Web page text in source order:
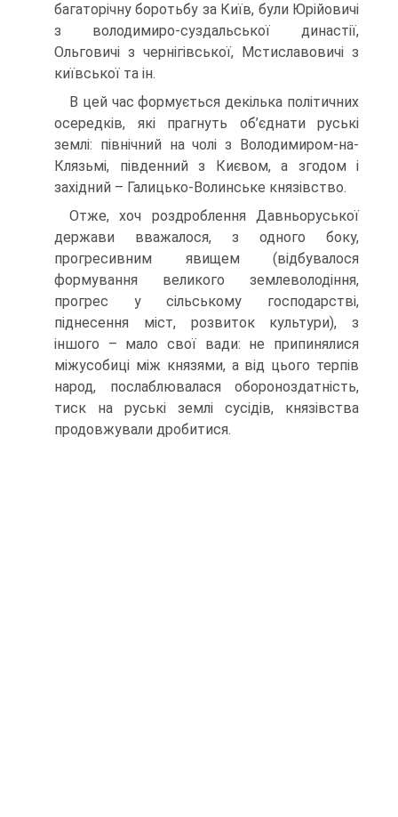
багаторічну боротьбу за Київ, були Юрійовичі
з володимиро-суздальської династії,
Ольговичі з чернігівської, Мстиславовичі з
київської та ін.
В цей час формується декілька політичних
осередків, які прагнуть об’єднати руські
землі: північний на чолі з Володимиром-на-
Клязьмі, південний з Києвом, а згодом і
західний – Галицько-Волинське князівство.
Отже, хоч роздроблення Давньоруської
держави вважалося, з одного боку,
прогресивним явищем (відбувалося
формування великого землеволодіння,
прогрес у сільському господарстві,
піднесення міст, розвиток культури), з
іншого – мало свої вади: не припинялися
міжусобиці між князями, а від цього терпів
народ, послаблювалася обороноздатність,
тиск на руські землі сусідів, князівства
продовжували дробитися.